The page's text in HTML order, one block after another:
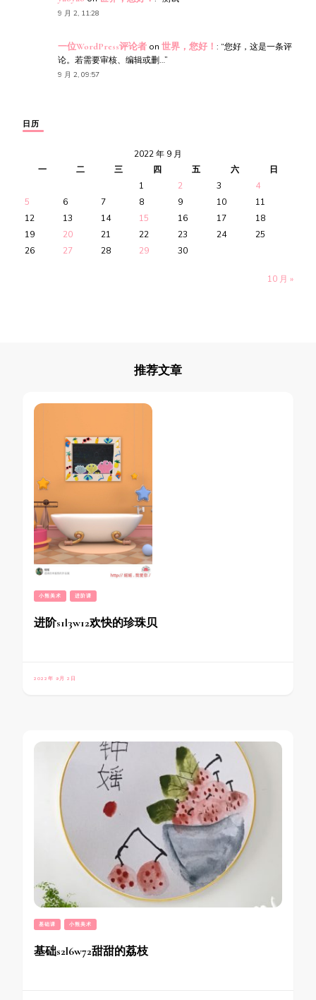
9 月 2, 11:28
一位WordPress评论者 on 世界，您好！ : “您好，这是一条评
论。若需要审核、编辑或删…”
9 月 2, 09:57
日历
2022 年 9 月
一
二 三 四 五 六
日
1
2 3
4
5
6 7 8 9 10
11
12
13 14 15 16 17
18
19
20 21 22 23 24
25
26
27 28 29 30
10 月 »
推荐文章
小熊美术 进阶课
进阶s1l3w12欢快的珍珠贝
2022年 9月 2日
基础课 小熊美术
基础s2l6w72甜甜的荔枝